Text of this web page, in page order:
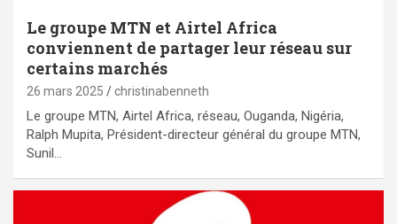
Le groupe MTN et Airtel Africa
conviennent de partager leur réseau sur
certains marchés
26 mars 2025 christinabenneth
Le groupe MTN, Airtel Africa, réseau, Ouganda, Nigéria,
Ralph Mupita, Président-directeur général du groupe MTN,
Sunil…